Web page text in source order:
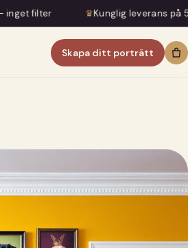
♛Kunglig leverans på 5–7 dagar ♛
Skapa ditt porträtt